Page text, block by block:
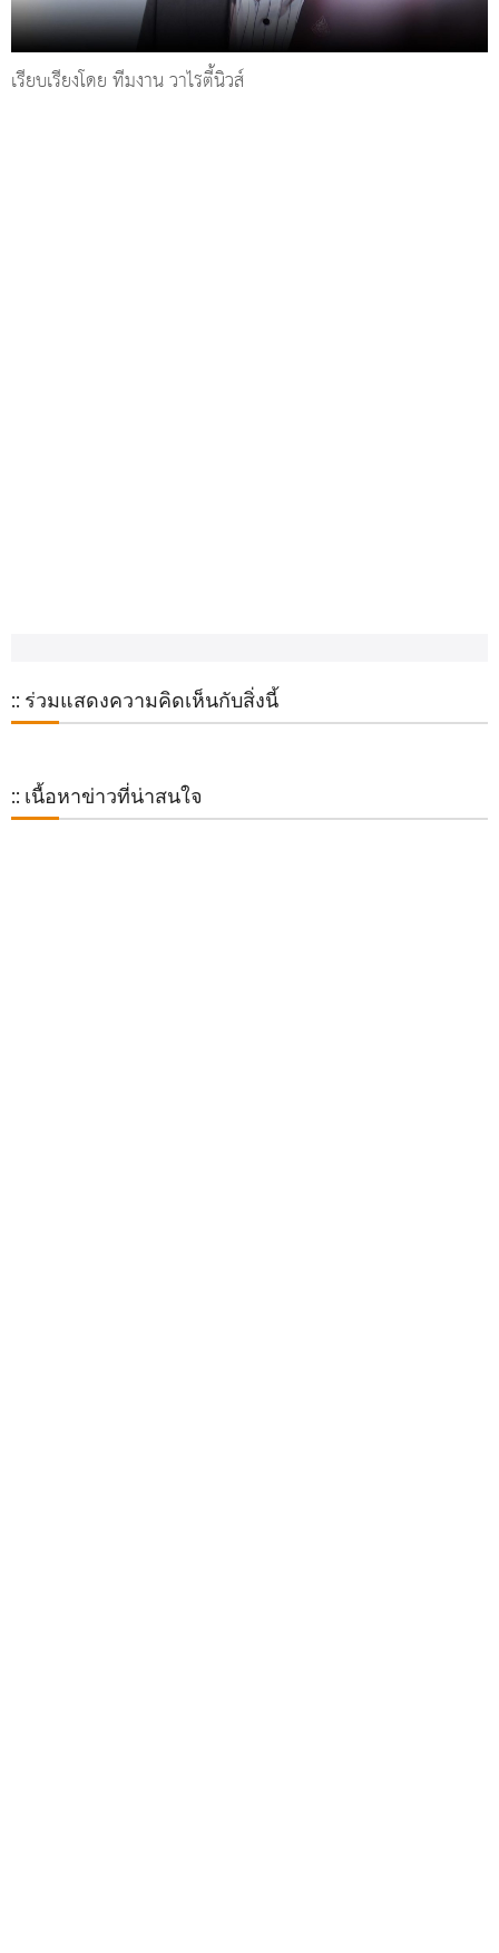
เรียบเรียงโดย ทีมงาน วาไรตี้นิวส์
:: ร่วมแสดงความคิดเห็นกับสิ่งนี้
:: เนื้อหาข่าวที่น่าสนใจ